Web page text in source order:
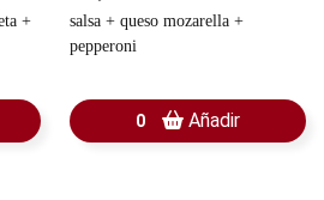
salsa + queso mozarella +
pepperoni
0 Añadir